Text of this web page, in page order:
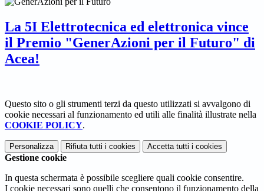
La 5I Elettrotecnica ed elettronica vince
il Premio "GenerAzioni per il Futuro" di
Acea!
Questo sito o gli strumenti terzi da questo utilizzati si avvalgono di
cookie necessari al funzionamento ed utili alle finalità illustrate nella
COOKIE POLICY.
Personalizza Rifiuta tutti i cookies Accetta tutti i cookies
Gestione cookie
In questa schermata è possibile scegliere quali cookie consentire.
I cookie necessari sono quelli che consentono il funzionamento della